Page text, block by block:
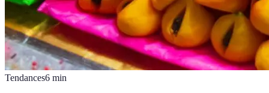
Tendances6 min